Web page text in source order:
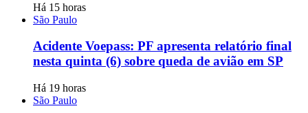
Há 15 horas
São Paulo
Acidente Voepass: PF apresenta relatório final
nesta quinta (6) sobre queda de avião em SP
Há 19 horas
São Paulo